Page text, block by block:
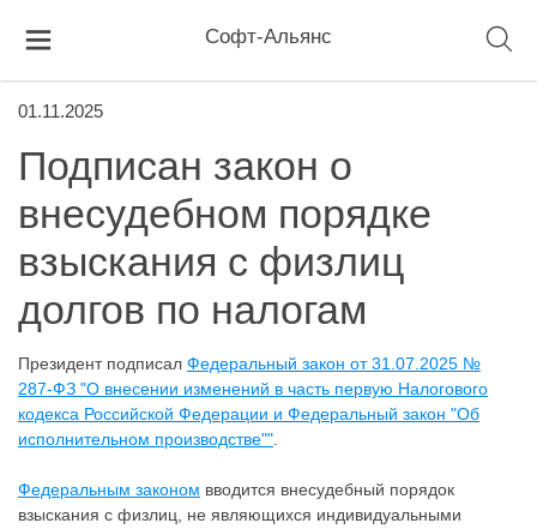
Софт-Альянс
01.11.2025
Подписан закон о
внесудебном порядке
взыскания с физлиц
долгов по налогам
Президент подписал Федеральный закон от 31.07.2025 №
287-ФЗ "О внесении изменений в часть первую Налогового
кодекса Российской Федерации и Федеральный закон "Об
исполнительном производстве""
Федеральным законом вводится внесудебный порядок
взыскания с физлиц, не являющихся индивидуальными